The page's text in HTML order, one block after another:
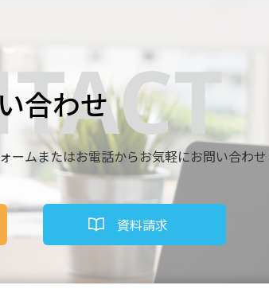
合わせ
ームまたはお電話からお気軽にお問い合わ
資料請求